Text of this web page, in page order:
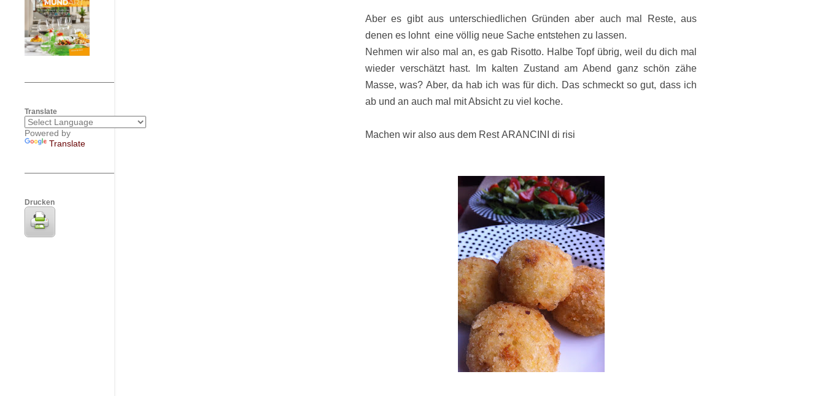
Aber es gibt aus unterschiedlichen Gründen aber auch mal Reste, aus
denen es lohnt eine völlig neue Sache entstehen zu lassen.
Nehmen wir also mal an, es gab Risotto. Halbe Topf übrig, weil du dich mal
wieder verschätzt hast. Im kalten Zustand am Abend ganz schön zähe
Masse, was? Aber, da hab ich was für dich. Das schmeckt so gut, dass ich
ab und an auch mal mit Absicht zu viel koche.
Machen wir also aus dem Rest ARANCINI di risi
Translate
Powered by
Translate
Drucken